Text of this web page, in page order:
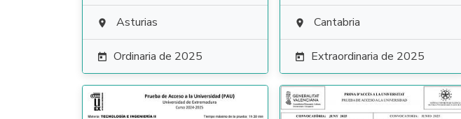
 Asturias
 Ordinaria de 2025
 Cantabria
 Extraordinaria de 2025